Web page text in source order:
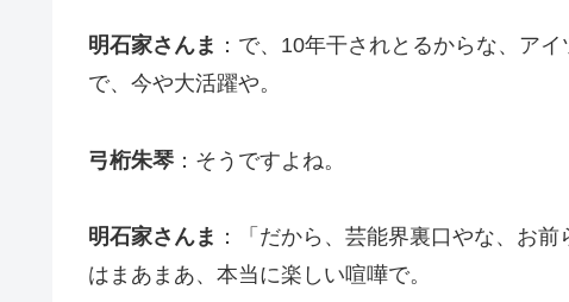
明石家さんま ：で、10年干されとるからな、ア
で、今や大活躍や。
弓桁朱琴 ：そうですよね。
明石家さんま ：「だから、芸能界裏口やな、お
はまあまあ、本当に楽しい喧嘩で。